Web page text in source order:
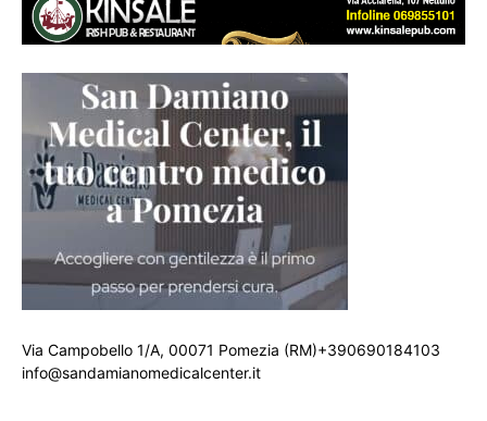
Via Campobello 1/A, 00071 Pomezia (RM)+390690184103
info@sandamianomedicalcenter.it